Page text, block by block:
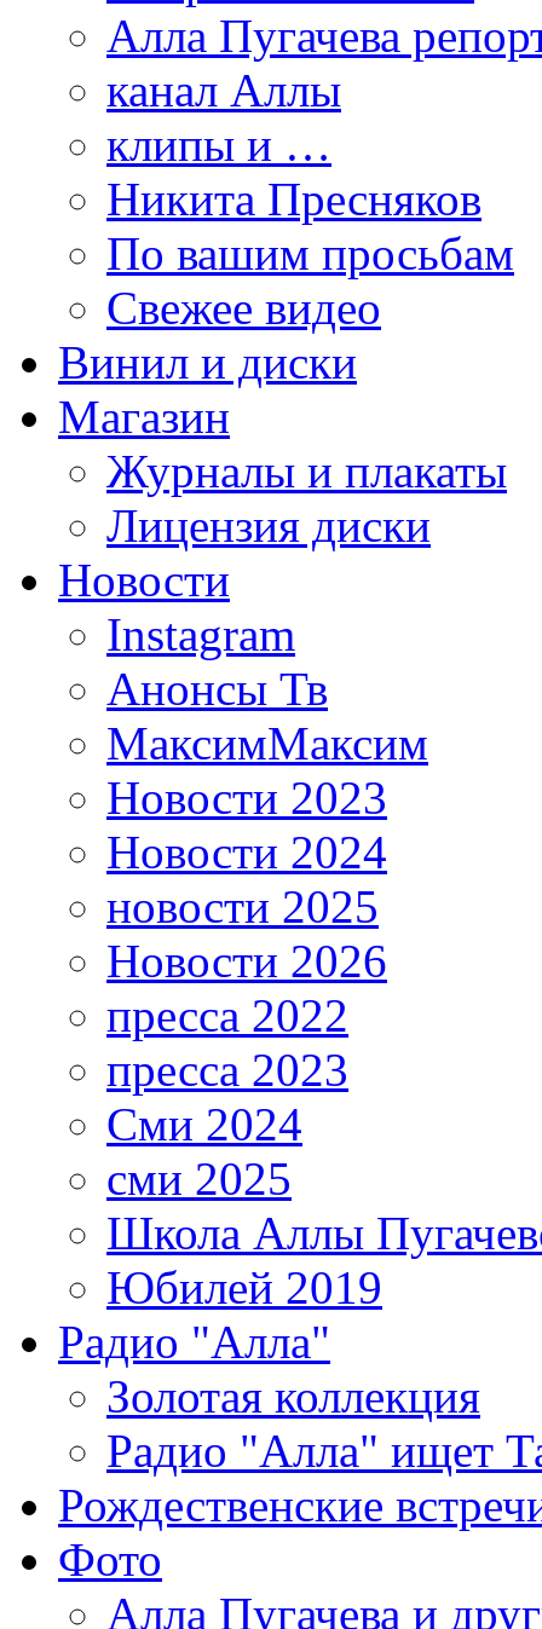
Алла Пугачева
канал Аллы
клипы и …
Никита Пресняков
По вашим просьбам
Свежее видео
Винил и диски
Магазин
Журналы и плакаты
Лицензия диски
Новости
Instagram
Анонсы Тв
МаксимМаксим
Новости 2023
Новости 2024
новости 2025
Новости 2026
пресса 2022
пресса 2023
Сми 2024
сми 2025
Школа Аллы
Юбилей 2019
Радио "Алла"
Золотая коллекция
Радио "Алла" ищет
Рождественские
Фото
Алла Пугачева и